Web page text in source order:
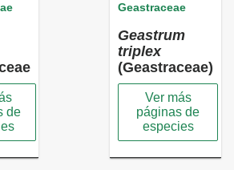
de
Geastraceae
Geastrum
triplex
(Geastraceae)
Ver más
páginas de
especies